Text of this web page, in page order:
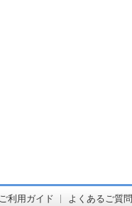
ご利用ガイド よくあるご質問